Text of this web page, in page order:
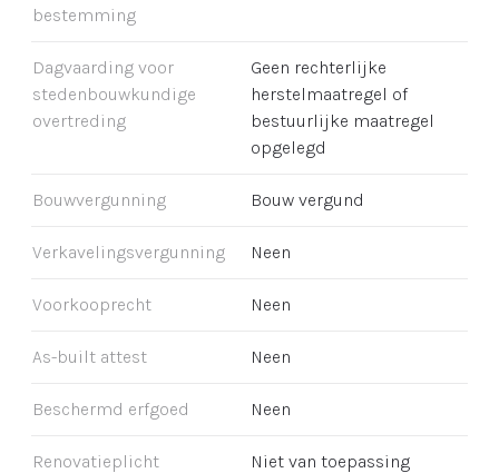
bestemming
Dagvaarding voor
stedenbouwkundige
overtreding
Geen rechterlijke
herstelmaatregel of
bestuurlijke maatregel
opgelegd
Bouwvergunning Bouw vergund
Verkavelingsvergunning Neen
Voorkooprecht Neen
As-built attest Neen
Beschermd erfgoed Neen
Renovatieplicht Niet van toepassing